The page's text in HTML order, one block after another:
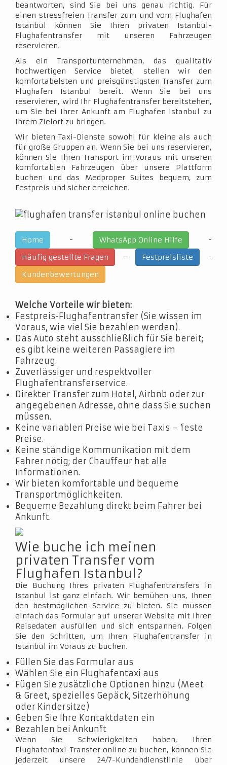
beantworten, sind Sie bei uns genau richtig. Für
einen stressfreien Transfer zum und vom Flughafen
Istanbul können Sie Ihren privaten Istanbul-
Flughafentransfer mit unseren Fahrzeugen
reservieren.
Als ein Transportunternehmen, das qualitativ
hochwertigen Service bietet, stellen wir den
komfortabelsten und preisgünstigsten Transfer zum
Flughafen Istanbul bereit. Wenn Sie bei uns
reservieren, wird Ihr Flughafentransfer bereitstehen,
um Sie bei Ihrer Ankunft am Flughafen Istanbul zu
Ihrem Zielort zu bringen.
Wir bieten Taxi-Dienste sowohl für kleine als auch
für große Gruppen an. Wenn Sie bei uns reservieren,
können Sie Ihren Transport im Voraus mit unseren
komfortablen Fahrzeugen über unsere Plattform
buchen und das Medproper Suites bequem, zum
Festpreis und sicher erreichen.
Home - WhatsApp Online Hilfe
-
Häufig gestellte Fragen
- Festpreisliste
-
Kundenbewertungen
Welche Vorteile wir bieten:
Festpreis-Flughafentransfer (Sie wissen im
Voraus, wie viel Sie bezahlen werden).
Das Auto steht ausschließlich für Sie bereit;
es gibt keine weiteren Passagiere im
Fahrzeug.
Zuverlässiger und respektvoller
Flughafentransferservice.
Direkter Transfer zum Hotel, Airbnb oder zur
angegebenen Adresse, ohne dass Sie suchen
müssen.
Keine variablen Preise wie bei Taxis – feste
Preise.
Keine ständige Kommunikation mit dem
Fahrer nötig; der Chauffeur hat alle
Informationen.
Wir bieten komfortable und bequeme
Transportmöglichkeiten.
Bequeme Bezahlung direkt beim Fahrer bei
Ankunft.
Wie buche ich meinen
privaten Transfer vom
Flughafen Istanbul?
Die Buchung Ihres privaten Flughafentransfers in
Istanbul ist ganz einfach. Wir bemühen uns, Ihnen
den bestmöglichen Service zu bieten. Sie müssen
einfach das Formular auf unserer Website mit Ihren
Reisedaten ausfüllen und sich entspannen. Folgen
Sie den Schritten, um Ihren Flughafentransfer in
Istanbul im Voraus zu buchen.
Füllen Sie das Formular aus
Wählen Sie ein Flughafentaxi aus
Fügen Sie zusätzliche Optionen hinzu (Meet
& Greet, spezielles Gepäck, Sitzerhöhung
oder Kindersitze)
Geben Sie Ihre Kontaktdaten ein
Bezahlen bei Ankunft
Wenn Sie Schwierigkeiten haben, Ihren
Flughafentaxi-Transfer online zu buchen, können Sie
jederzeit unsere 24/7-Kundendienstlinie über